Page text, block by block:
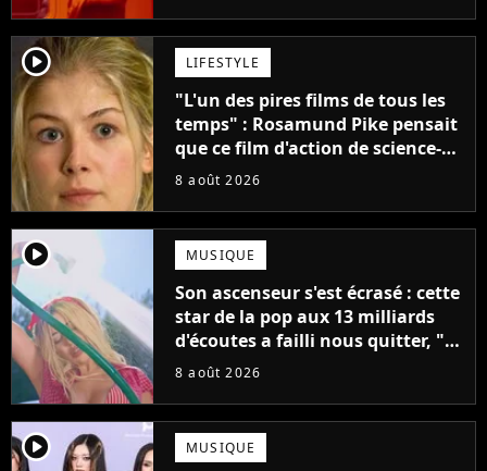
player2 LIFESTYLE
"L'un des pires films de tous les
temps" : Rosamund Pike pensait
que ce film d'action de science-
fiction avec Dwayne Johnson
8 août 2026
player2 MUSIQUE
Son ascenseur s'est écrasé : cette
star de la pop aux 13 milliards
d'écoutes a failli nous quitter, "Je
pensais ne plus jamais chanter"
8 août 2026
player2 MUSIQUE